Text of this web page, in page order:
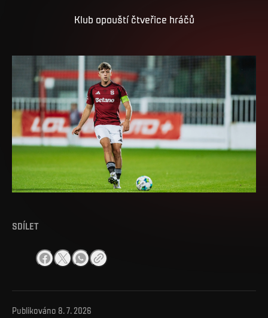
Klub opouští čtveřice hráčů
SDÍLET
Publikováno 8. 7. 2026